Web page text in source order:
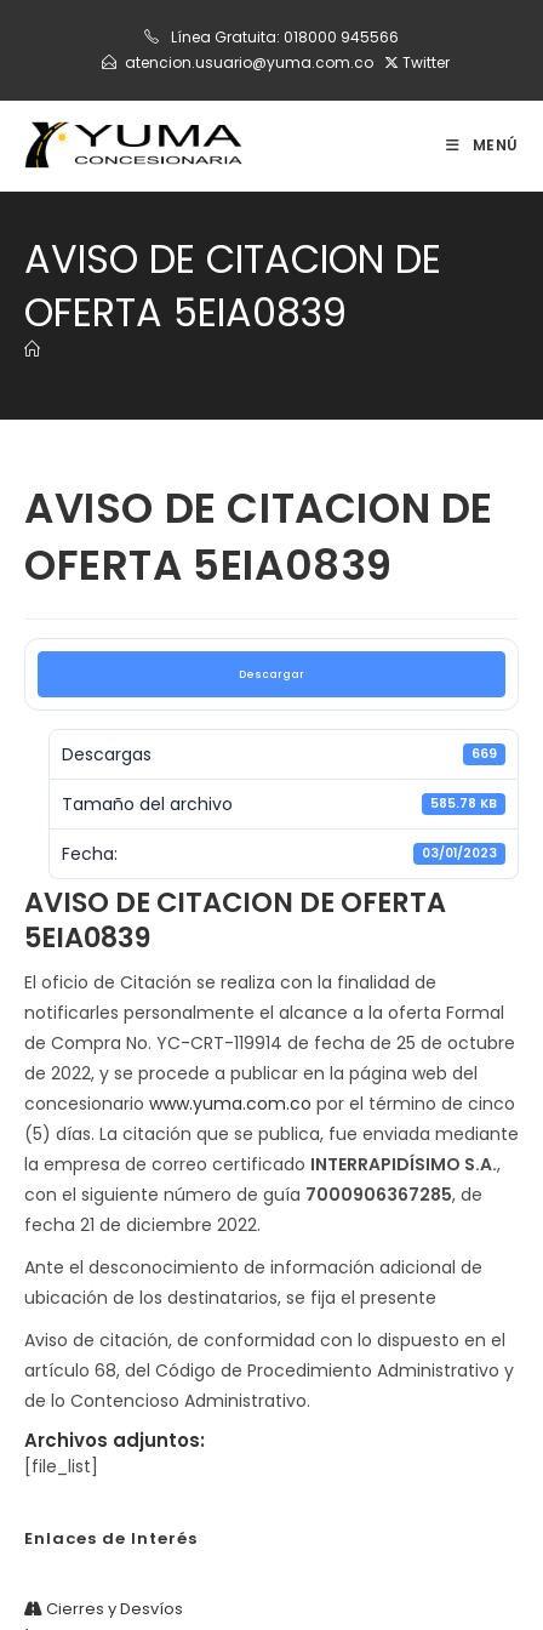
Línea Gratuita: 018000 945566
atencion.usuario@yuma.com.co
Twitter
MENÚ
AVISO DE CITACION DE
OFERTA 5EIA0839
AVISO DE CITACION DE
OFERTA 5EIA0839
Descargar
Descargas 669
Tamaño del archivo 585.78 KB
Fecha: 03/01/2023
AVISO DE CITACION DE OFERTA
5EIA0839
El oficio de Citación se realiza con la finalidad de
notificarles personalmente el alcance a la oferta Formal
de Compra No. YC-CRT-119914 de fecha de 25 de octubre
de 2022, y se procede a publicar en la página web del
concesionario www.yuma.com.co por el término de cinco
(5) días. La citación que se publica, fue enviada mediante
la empresa de correo certificado INTERRAPIDÍSIMO S.A.,
con el siguiente número de guía 7000906367285, de
fecha 21 de diciembre 2022.
Ante el desconocimiento de información adicional de
ubicación de los destinatarios, se fija el presente
Aviso de citación, de conformidad con lo dispuesto en el
artículo 68, del Código de Procedimiento Administrativo y
de lo Contencioso Administrativo.
Archivos adjuntos:
[file_list]
Enlaces de Interés
Cierres y Desvíos